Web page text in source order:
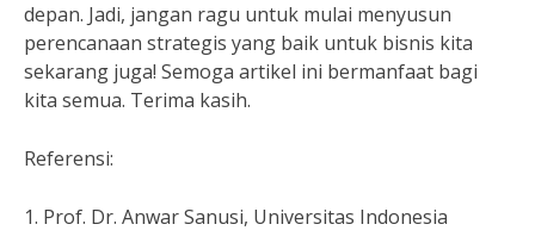
depan. Jadi, jangan ragu untuk mulai menyusun
perencanaan strategis yang baik untuk bisnis kita
sekarang juga! Semoga artikel ini bermanfaat bagi
kita semua. Terima kasih.
Referensi:
1. Prof. Dr. Anwar Sanusi, Universitas Indonesia